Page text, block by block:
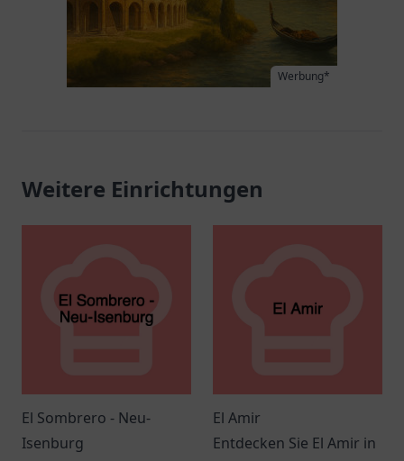
Werbung*
Weitere Einrichtungen
El Sombrero - Neu-
Isenburg
El Amir
Entdecken Sie El Amir in